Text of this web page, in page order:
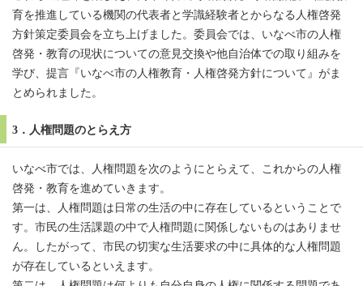
育を推進している機関の代表者と学識経験者とからなる人権啓発
方針策定委員会を立ち上げました。委員会では、いなべ市の人権
啓発・教育の現状についての意見交換や他自治体での取り組みを
学び、提言『いなべ市の人権教育・人権啓発方針について』がま
とめられました。
3．人権問題のとらえ方
いなべ市では、人権問題を次のようにとらえて、これからの人権
啓発・教育を進めていきます。
第一は、人権問題は日常の生活の中に存在しているということで
す。市民の生活課題の中で人権問題に関係しないものはありませ
ん。したがって、市民の切実な生活要求の中に具体的な人権問題
が存在しているといえます。